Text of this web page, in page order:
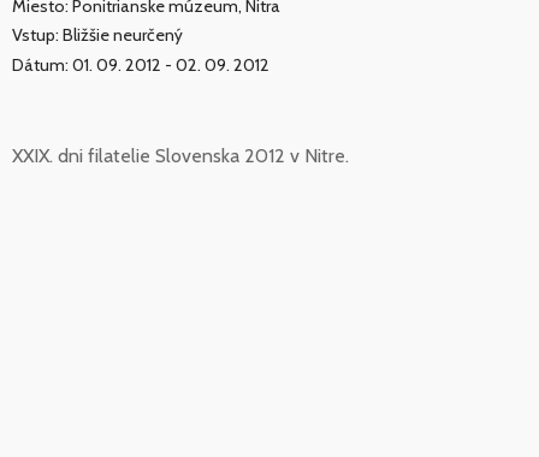
Miesto: Ponitrianske múzeum, Nitra
Vstup: Bližšie neurčený
Dátum: 01. 09. 2012 - 02. 09. 2012
XXIX. dni filatelie Slovenska 2012 v Nitre.